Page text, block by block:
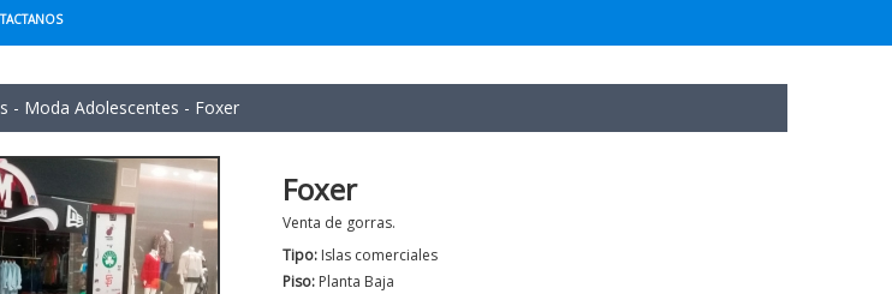
- Moda Adolescentes - Foxer
Foxer
Venta de gorras.
Tipo: Islas comerciales
Piso: Planta Baja